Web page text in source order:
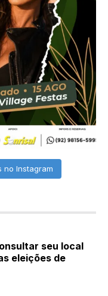
no Instagram
seu local
eleições de